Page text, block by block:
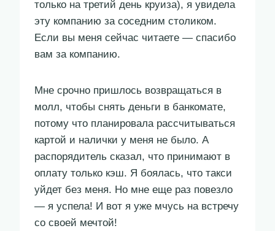
только на третий день круиза), я увидела
эту компанию за соседним столиком.
Если вы меня сейчас читаете — спасибо
вам за компанию.
Мне срочно пришлось возвращаться в
молл, чтобы снять деньги в банкомате,
потому что планировала рассчитываться
картой и налички у меня не было. А
распорядитель сказал, что принимают в
оплату только кэш. Я боялась, что такси
уйдет без меня. Но мне еще раз повезло
— я успела! И вот я уже мчусь на встречу
со своей мечтой!